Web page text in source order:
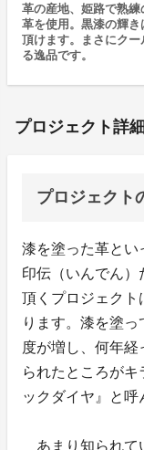
革の産地、姫路で熟
革を使用。黒漆の輝
頂けます。まさにク
る逸品です。
プロジェクト詳
プロジェクト
漆を塗った革とい
印伝（いんでん）
頂くプロジェクト
ります。漆を塗
度が増し、何年
られたところが
ックダイヤ』と呼
あまり知られて